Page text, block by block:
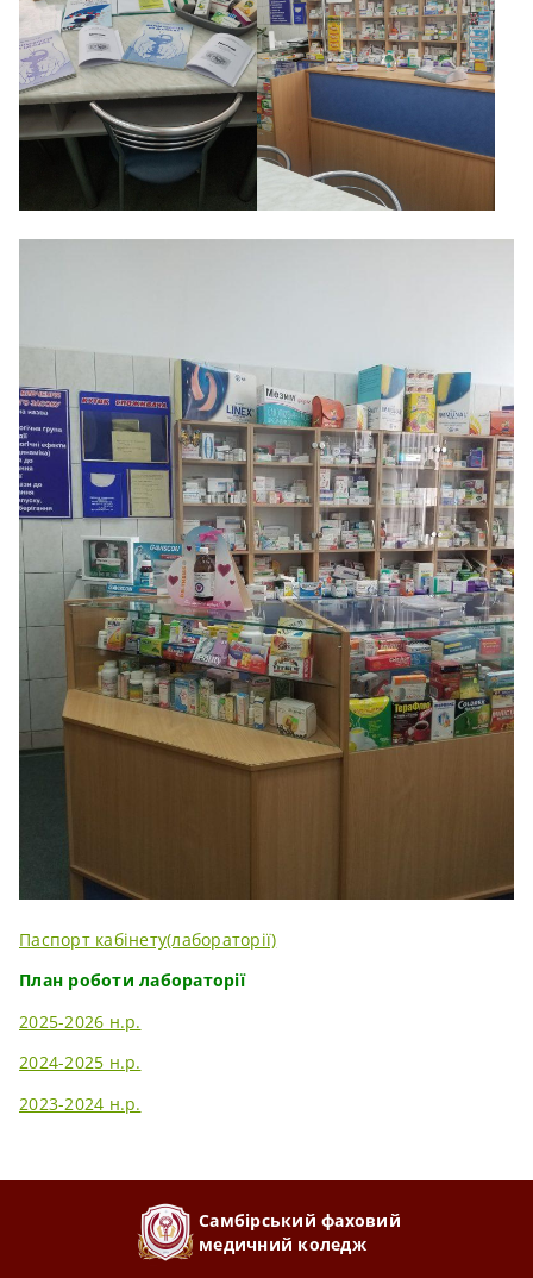
Паспорт кабінету(лабораторії)
План роботи лабораторії
2025-2026 н.р.
2024-2025 н.р.
2023-2024 н.р.
Самбірський фаховий
медичний коледж